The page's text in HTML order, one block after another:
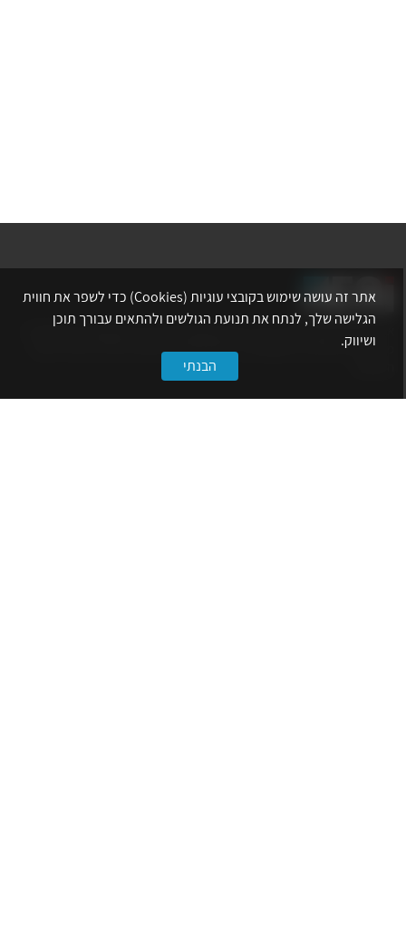
אתר לשכת המהנדסים, האדריכלים והאקדמאים בעלי המקצועות הטכנולוגיים
מרכז את הפעילויות המקצועיות, ההשתלמויות, ההטבות ואירועי הפנאי לאנשי
אתר זה עושה שימוש בקובצי עוגיות (Cookies) כדי לשפר את חווית
הגלישה שלך, לנתח את תנועת הגולשים ולהתאים עבורך תוכן
ושיווק.
הבנתי